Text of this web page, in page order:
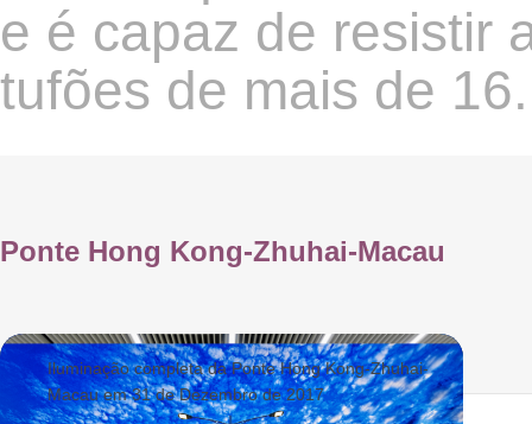
e é capaz de resistir
tufões de mais de
Ponte Hong Kong-Zhuhai-Macau
Iluminação completa da Ponte Hong Kong-Zhuhai-
Macau em 31 de Dezembro de 2017